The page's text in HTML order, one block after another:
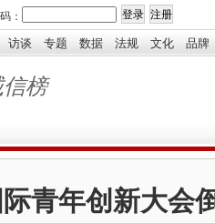
：
访谈 专题 数据 法规 文化 品牌
信榜
青年创新大会